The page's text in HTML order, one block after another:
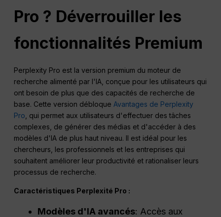
Pro ? Déverrouiller les
fonctionnalités Premium
Perplexity Pro est la version premium du moteur de
recherche alimenté par l'IA, conçue pour les utilisateurs qui
ont besoin de plus que des capacités de recherche de
base. Cette version débloqueAvantages de Perplexity
Pro , qui permet aux utilisateurs d'effectuer des tâches
complexes, de générer des médias et d'accéder à des
modèles d'IA de plus haut niveau. Il est idéal pour les
chercheurs, les professionnels et les entreprises qui
souhaitent améliorer leur productivité et rationaliser leurs
processus de recherche.
Caractéristiques Perplexité Pro :
Modèles d'IA avancés: Accès aux